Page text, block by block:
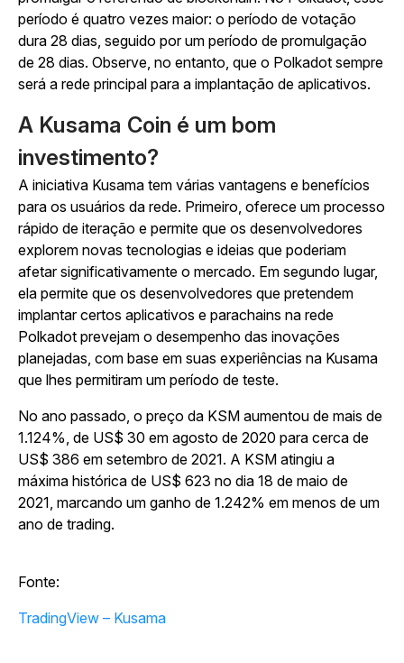
período é quatro vezes maior: o período de votação
dura 28 dias, seguido por um período de promulgação
de 28 dias. Observe, no entanto, que o Polkadot sempre
será a rede principal para a implantação de aplicativos.
A Kusama Coin é um bom
investimento?
A iniciativa Kusama tem várias vantagens e benefícios
para os usuários da rede. Primeiro, oferece um processo
rápido de iteração e permite que os desenvolvedores
explorem novas tecnologias e ideias que poderiam
afetar significativamente o mercado. Em segundo lugar,
ela permite que os desenvolvedores que pretendem
implantar certos aplicativos e parachains na rede
Polkadot prevejam o desempenho das inovações
planejadas, com base em suas experiências na Kusama
que lhes permitiram um período de teste.
No ano passado, o preço da KSM aumentou de mais de
1.124%, de US$ 30 em agosto de 2020 para cerca de
US$ 386 em setembro de 2021. A KSM atingiu a
máxima histórica de US$ 623 no dia 18 de maio de
2021, marcando um ganho de 1.242% em menos de um
ano de trading.
Fonte:
TradingView – Kusama